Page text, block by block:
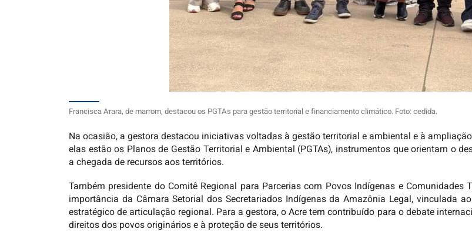
Francisca Arara, de marrom, destacou os PGTAs para gestão territorial e financiamento climático. Foto: cedida.
Na ocasião, a gestora destacou iniciativas voltadas à gestão territorial e ambiental e à
elas estão os Planos de Gestão Territorial e Ambiental (PGTAs), instrumentos que orientam o
a chegada de recursos aos territórios.
Também presidente do Comitê Regional para Parcerias com Povos Indígenas e Comunidades
importância da Câmara Setorial dos Secretariados Indígenas da Amazônia Legal, vinculada
estratégico de articulação regional. Para a gestora, o Acre tem contribuído para o debate
direitos dos povos originários e à proteção de seus territórios.